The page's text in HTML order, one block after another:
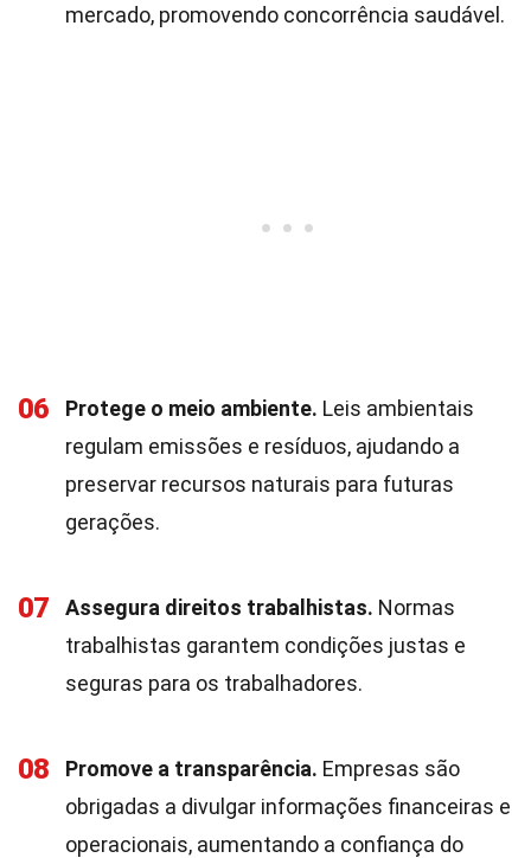
mercado, promovendo concorrência saudável.
06 Protege o meio ambiente. Leis ambientais
regulam emissões e resíduos, ajudando a
preservar recursos naturais para futuras
gerações.
07 Assegura direitos trabalhistas. Normas
trabalhistas garantem condições justas e
seguras para os trabalhadores.
08 Promove a transparência. Empresas são
obrigadas a divulgar informações financeiras e
operacionais, aumentando a confiança do